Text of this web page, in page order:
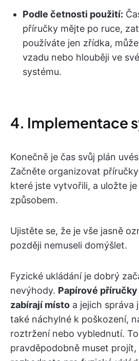
Podle četnosti použití:
příručky mějte po ruce,
používáte jen zřídka,
vzadu nebo hlouběji ve
systému.
4. Implementace
Konečně je čas svůj plán
Začněte organizovat
které jste vytvořili, a uložte
způsobem.
Ujistěte se, že je vše jasně
později nemuseli domýšlet.
Fyzické ukládání je dobrý
nevýhody. Papírové
zabírají místo a jejich správa
také náchylné k poškození,
roztržení nebo vyblednutí.
pravděpodobně muset projít,